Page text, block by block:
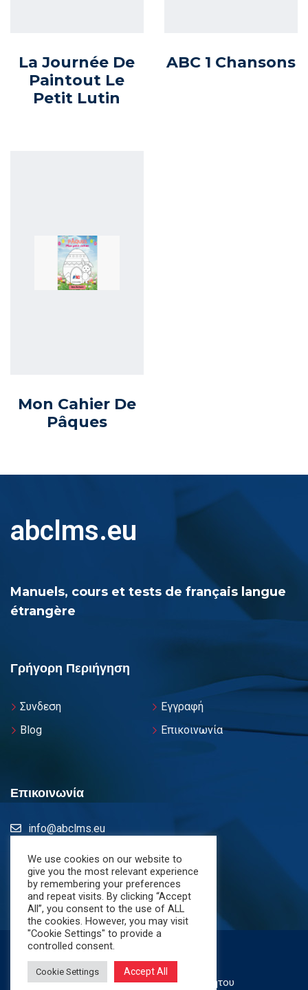
La Journée De
Paintout Le
Petit Lutin
ABC 1 Chansons
Mon Cahier De
Pâques
abclms.eu
Manuels, cours et tests de français langue
étrangère
Γρήγορη Περιήγηση
Συνδεση
Εγγραφή
Blog
Επικοινωνία
Επικοινωνία
info@abclms.eu
abclms.eu
Όροι Χρήσης – Πολιτική Απορρήτου
We use cookies on our website to
give you the most relevant experience
by remembering your preferences
and repeat visits. By clicking “Accept
All”, you consent to the use of ALL
the cookies. However, you may visit
"Cookie Settings" to provide a
controlled consent.
Cookie Settings Accept All